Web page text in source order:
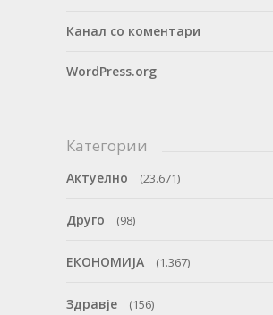
Канал со коментари
WordPress.org
Категории
Актуелно (23.671)
Друго (98)
ЕКОНОМИЈА (1.367)
Здравје (156)